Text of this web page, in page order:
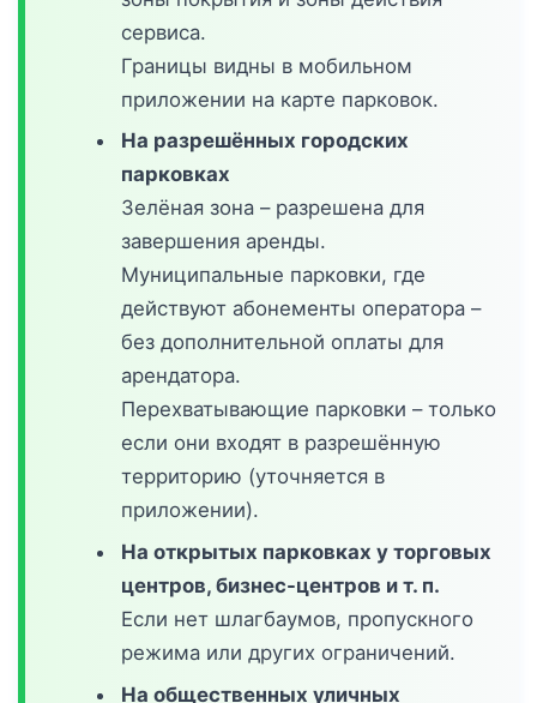
сервиса.
Границы видны в мобильном
приложении на карте парковок.
На разрешённых городских
парковках
Зелёная зона – разрешена для
завершения аренды.
Муниципальные парковки, где
действуют абонементы оператора –
без дополнительной оплаты для
арендатора.
Перехватывающие парковки – только
если они входят в разрешённую
территорию (уточняется в
приложении).
На открытых парковках у торговых
центров, бизнес-центров и т. п.
Если нет шлагбаумов, пропускного
режима или других ограничений.
На общественных уличных